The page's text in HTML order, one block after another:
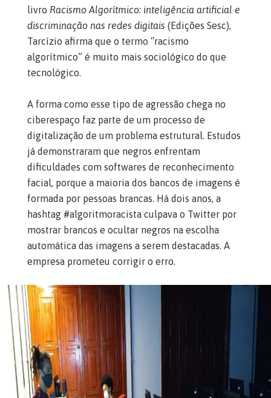
livro Racismo Algorítmico: inteligência artificial e
discriminação nas redes digitais (Edições Sesc),
Tarcízio afirma que o termo “racismo
algorítmico” é muito mais sociológico do que
tecnológico.
A forma como esse tipo de agressão chega no
ciberespaço faz parte de um processo de
digitalização de um problema estrutural. Estudos
já demonstraram que negros enfrentam
dificuldades com softwares de reconhecimento
facial, porque a maioria dos bancos de imagens é
formada por pessoas brancas. Há dois anos, a
hashtag #algoritmoracista culpava o Twitter por
mostrar brancos e ocultar negros na escolha
automática das imagens a serem destacadas. A
empresa prometeu corrigir o erro.